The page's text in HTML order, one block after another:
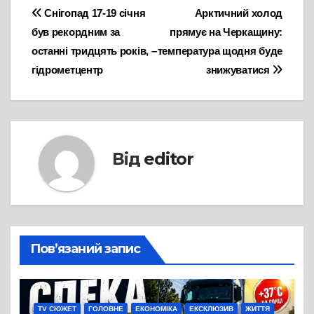
Навігація
записів
Арктичний холод
прямує на Черкащину:
температура щодня буде
знижуватися
Снігопад 17-19 січня
був рекордним за
останні тридцять років, –
гідрометцентр
Від editor
Пов’язаний запис
TV СЮЖЕТ ГОЛОВНЕ ЕКОНОМІКА ЕКСКЛЮЗИВ ЖИТТЯ